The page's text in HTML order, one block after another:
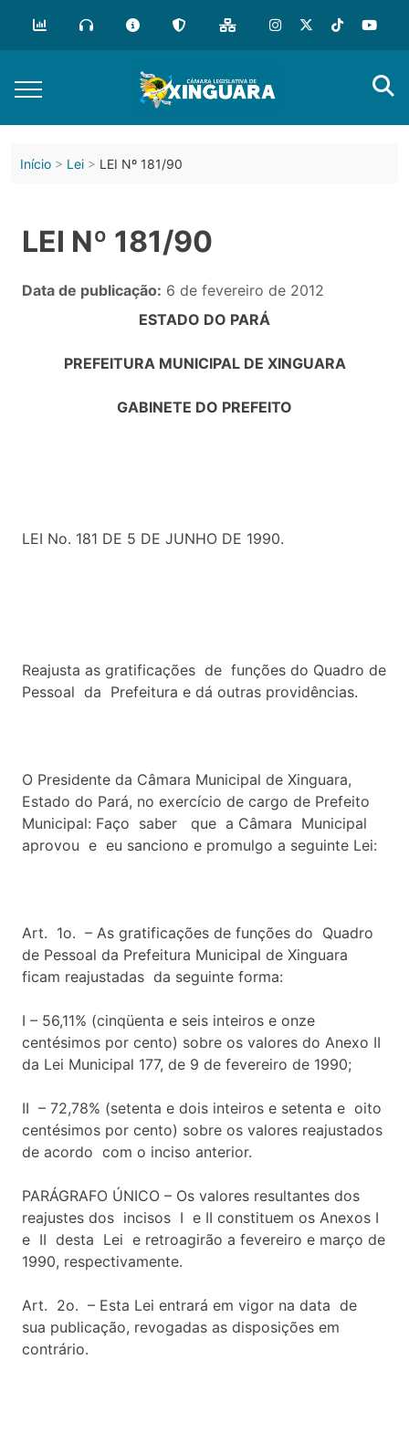
Início Lei LEI Nº 181/90
LEI Nº 181/90
Data de publicação: 6 de fevereiro de 2012
ESTADO DO PARÁ
PREFEITURA MUNICIPAL DE XINGUARA
GABINETE DO PREFEITO
LEI No. 181 DE 5 DE JUNHO DE 1990.
Reajusta as gratificações de funções do Quadro de
Pessoal da Prefeitura e dá outras providências.
O Presidente da Câmara Municipal de Xinguara,
Estado do Pará, no exercício de cargo de Prefeito
Municipal: Faço saber que a Câmara Municipal
aprovou e eu sanciono e promulgo a seguinte Lei:
Art. 1o. – As gratificações de funções do Quadro
de Pessoal da Prefeitura Municipal de Xinguara
ficam reajustadas da seguinte forma:
I – 56,11% (cinqüenta e seis inteiros e onze
centésimos por cento) sobre os valores do Anexo II
da Lei Municipal 177, de 9 de fevereiro de 1990;
II – 72,78% (setenta e dois inteiros e setenta e oito
centésimos por cento) sobre os valores reajustados
de acordo com o inciso anterior.
PARÁGRAFO ÚNICO – Os valores resultantes dos
reajustes dos incisos I e II constituem os Anexos I
e II desta Lei e retroagirão a fevereiro e março de
1990, respectivamente.
Art. 2o. – Esta Lei entrará em vigor na data de
sua publicação, revogadas as disposições em
contrário.